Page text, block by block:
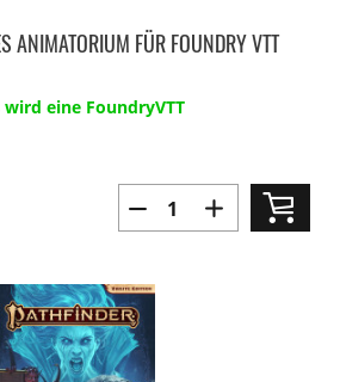
ANIMATORIUM FÜR FOUNDRY VTT
wird eine FoundryVTT